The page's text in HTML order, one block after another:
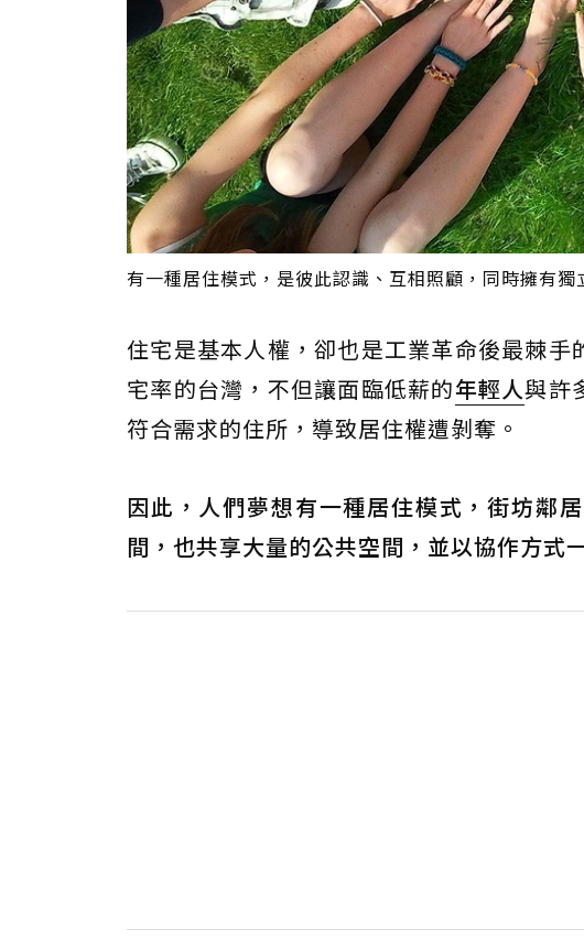
有一種居住模式，是彼此認識、互相照顧，同時擁有
住宅是基本人權，卻也是工業革命後最棘
宅率的台灣，不但讓面臨低薪的年輕人與許
符合需求的住所，導致居住權遭剝奪。
因此，人們夢想有一種居住模式，街坊鄰
間，也共享大量的公共空間，並以協作方式